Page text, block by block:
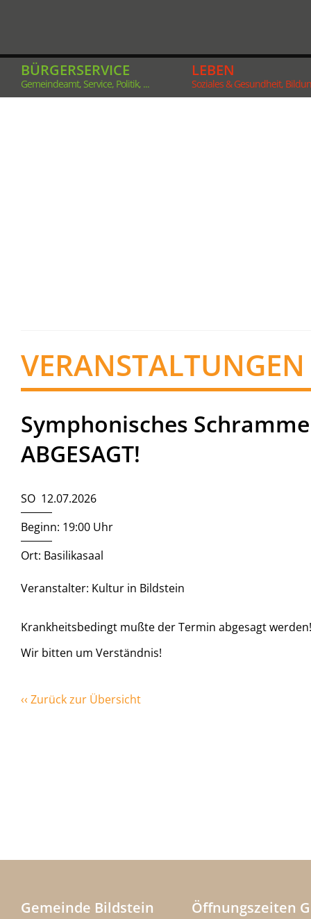
BÜRGERSERVICE
Gemeindeamt, Service, Politik, ...
LEBEN
Soziales & Gesundheit,
VERANSTALTUNGEN
Symphonisches
ABGESAGT!
SO 12.07.2026
Beginn: 19:00 Uhr
Ort: Basilikasaal
Veranstalter: Kultur in Bildstein
Krankheitsbedingt mußte der Termin abgesagt
Wir bitten um Verständnis!
‹‹ Zurück zur Übersicht
Gemeinde Bildstein Öffnungszeiten